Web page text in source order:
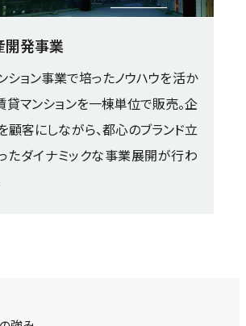
開発事業
ション事業で培ったノウハウを活か
貸マンションを一棟単位で販売。企
顧客にしながら、都心のブランド立
たダイナミックな事業展開が行わ